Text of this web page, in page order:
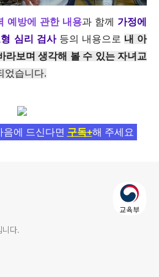
예방에 관한 내용과 함께 가정에
심리 검사 등의 내용으로 내 아
라보며 생각해 볼 수 있는 자녀교
었습니다.
에 드신다면 구독+해 주세요
니다.